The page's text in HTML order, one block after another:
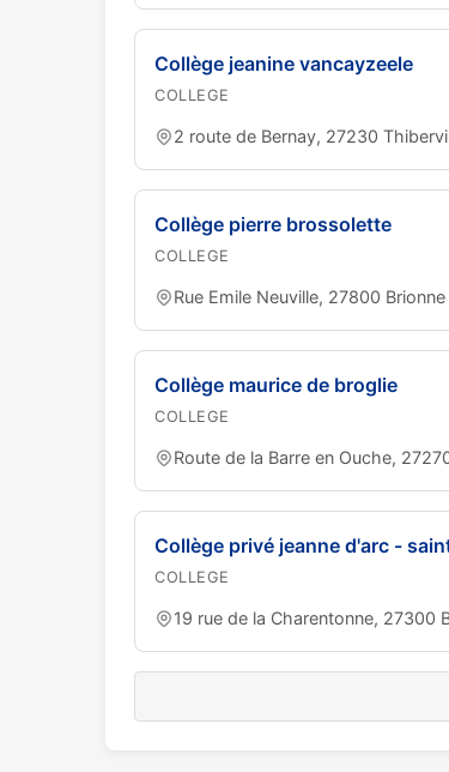
Collège jeanine vancayzeele
COLLEGE
2 route de Bernay, 27230
Collège pierre brossolette
COLLEGE
Rue Emile Neuville, 27800 Brionne
Collège maurice de broglie
COLLEGE
Route de la Barre en Ouche,
Collège privé jeanne d'arc -
COLLEGE
19 rue de la Charentonne, 27300